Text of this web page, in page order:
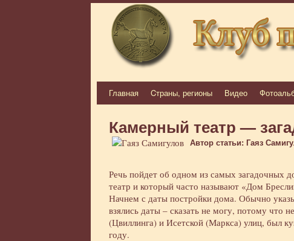
Перейти
содержимому
Главная Cтраны, регионы Видео
Камерный театр —
Автор статьи: Гаяз
Речь пойдет об одном из самых загадочных
театр и который часто называют «Дом
Начнем с даты постройки дома. Обычно
взялись даты – сказать не могу, потому что
(Цвиллинга) и Исетской (Маркса) улиц, был
году.